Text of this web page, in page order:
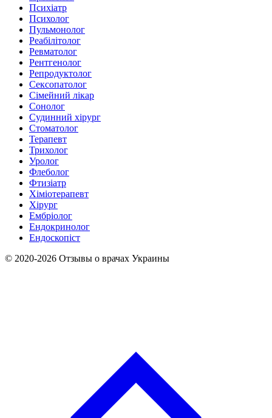
Психіатр
Психолог
Пульмонолог
Реабілітолог
Ревматолог
Рентгенолог
Репродуктолог
Сексопатолог
Сімейний лікар
Сонолог
Судинний хірург
Стоматолог
Терапевт
Трихолог
Уролог
Флеболог
Фтизіатр
Хіміотерапевт
Хірург
Ембріолог
Ендокринолог
Ендоскопіст
© 2020-2026 Отзывы о врачах Украины